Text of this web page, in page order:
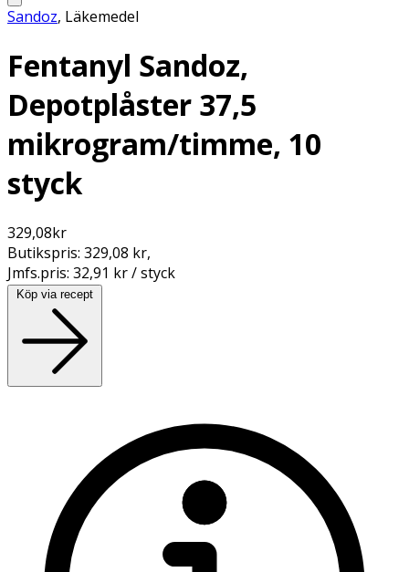
Sandoz, Läkemedel
Fentanyl Sandoz,
Depotplåster 37,5
mikrogram/timme, 10
styck
329,08kr
Butikspris: 329,08 kr,
Jmfs.pris: 32,91 kr / styck
Köp via recept